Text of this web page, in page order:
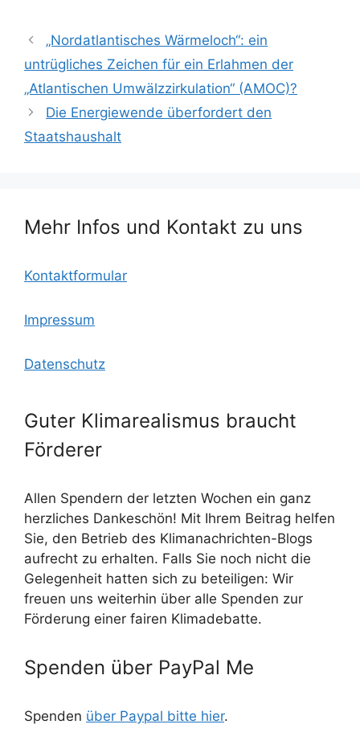
c
e
b
o
o
itt
er
ai
l
lo
o
k.
c
at
s
A
p
le
n
„Nordatlantisches Wärmeloch“: ein
untrügliches Zeichen für ein Erlahmen der
„Atlantischen Umwälzzirkulation“ (AMOC)?
Die Energiewende überfordert den
Staatshaushalt
Mehr Infos und Kontakt zu uns
Kontaktformular
Impressum
Datenschutz
Guter Klimarealismus braucht
Förderer
Allen Spendern der letzten Wochen ein ganz
herzliches Dankeschön! Mit Ihrem Beitrag helfen
Sie, den Betrieb des Klimanachrichten-Blogs
aufrecht zu erhalten. Falls Sie noch nicht die
Gelegenheit hatten sich zu beteiligen: Wir
freuen uns weiterhin über alle Spenden zur
Förderung einer fairen Klimadebatte.
Spenden über PayPal Me
Spenden über Paypal bitte hier.